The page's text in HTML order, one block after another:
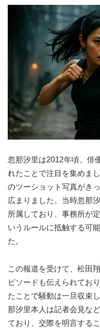
忽那汐里は2012年頃、俳
れたことで注目を集めま
のツーショット写真がき
広まりました。当時忽那
所属しており、事務所が
いうルールに抵触する可
た。
この報道を受けて、松田
ピソードも伝えられてお
たことで騒動は一旦収束
那汐里本人は記者会見な
ており、交際を明言する